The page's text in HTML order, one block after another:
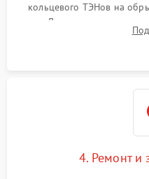
кольцевого ТЭНов на
Диагностика
переключателя
4. Ремонт и